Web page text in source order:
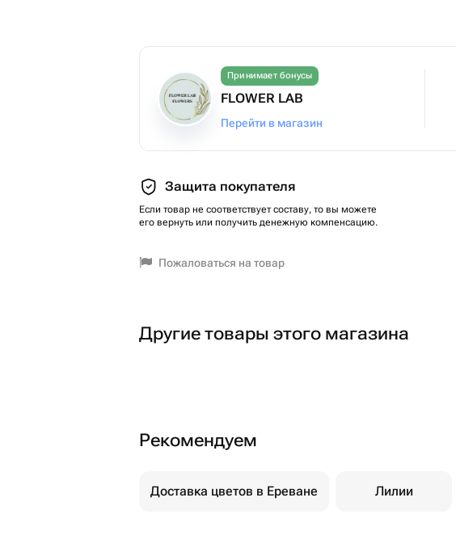
Принимает бонусы
FLOWER LAB
Перейти в магазин
Защита покупателя
Если товар не соответствует составу, то вы можете
его вернуть или получить денежную компенсацию.
Пожаловаться на товар
Другие товары этого магазина
Рекомендуем
Доставка цветов в Ереване Лилии